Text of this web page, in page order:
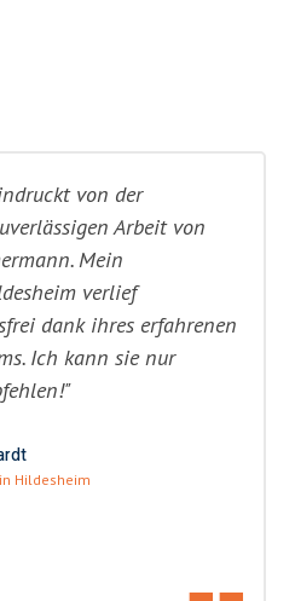
von der
Arbeit von
Mein
verlief
dank ihres erfahrenen
Ich kann sie nur
Hildesheim